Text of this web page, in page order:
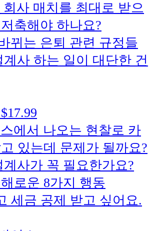
사 매치를 최대로 받으
축해야 하나요?
뀌는 은퇴 관련 규정들
사 하는 일이 대단한 건
에서 나오는 현찰로 카
있는데 문제가 될까요?
사가 꼭 필요한가요?
로운 8가지 행동
세금 공제 받고 싶어요.